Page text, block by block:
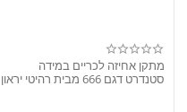
מתקן אחיזה לכריים במידה
סטנדרט דגם 666 מבית רהיטי יראון